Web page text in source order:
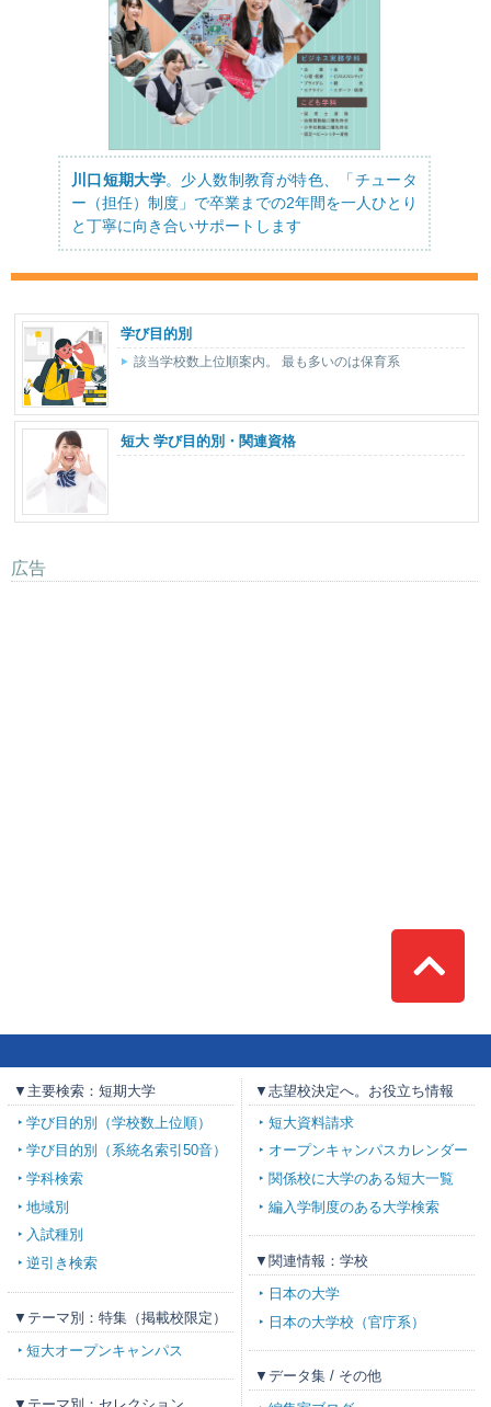
川口短期大学。少人数制教育が特色、「チュータ
ー（担任）制度」で卒業までの2年間を一人ひとり
と丁寧に向き合いサポートします
学び目的別
該当学校数上位順案内。 最も多いのは保育系
短大 学び目的別・関連資格
広告
Top
▼主要検索：短期大学
学び目的別（学校数上位順）
学び目的別（系統名索引50音）
学科検索
地域別
入試種別
逆引き検索
▼テーマ別：特集（掲載校限定）
短大オープンキャンパス
▼志望校決定へ。お役立ち情報
短大資料請求
オープンキャンパスカレンダー
関係校に大学のある短大一覧
編入学制度のある大学検索
▼関連情報：学校
日本の大学
日本の大学校（官庁系）
▼データ集 / その他